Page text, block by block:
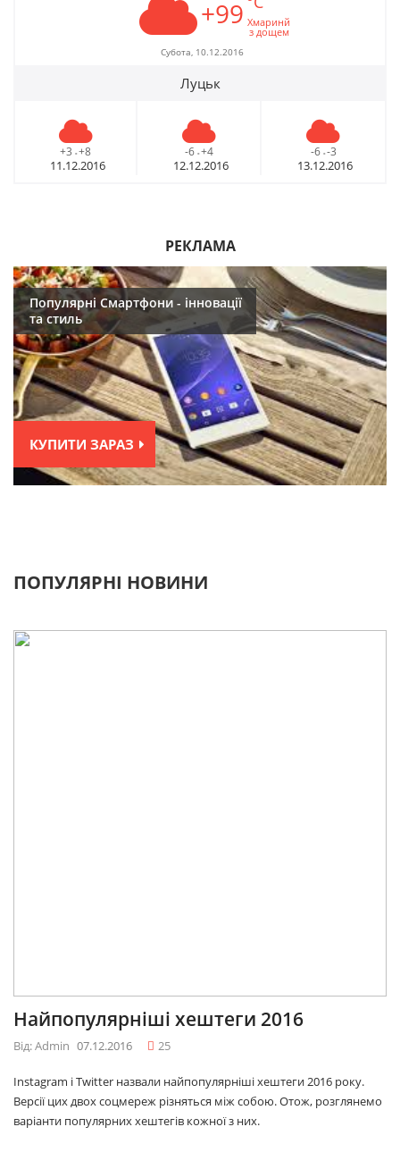
+99 Хмаринй
з дощем
Субота, 10.12.2016
Луцьк
+3 - +8
11.12.2016
-6 - +4
12.12.2016
-6 - -3
13.12.2016
РЕКЛАМА
Популярні Смартфони - інновації
та стиль
КУПИТИ ЗАРАЗ
ПОПУЛЯРНІ НОВИНИ
Найпопулярніші хештеги 2016
Від: Admin 07.12.2016 25
Instagram і Twitter назвали найпопулярніші хештеги 2016 року.
Версії цих двох соцмереж різняться між собою. Отож, розглянемо
варіанти популярних хештегів кожної з них.